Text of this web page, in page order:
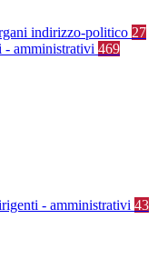
indirizzo-politico 27
- amministrativi 469
- amministrativi 43